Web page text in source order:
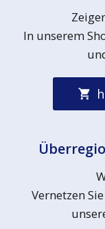
In unserem
Vernetzen